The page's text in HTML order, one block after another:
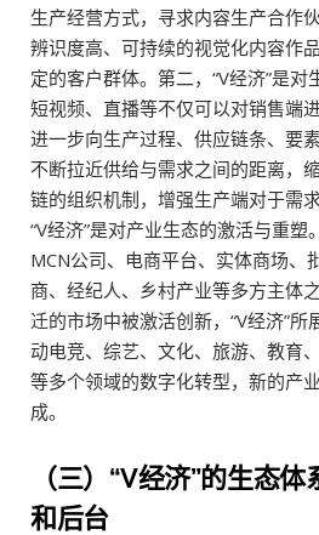
生产经营方式，寻求内容生产合作
辨识度高、可持续的视觉化内容作
定的客户群体。第二，“V经济”是对
短视频、直播等不仅可以对销售端
进一步向生产过程、供应链条、要
不断拉近供给与需求之间的距离，
链的组织机制，增强生产端对于需
“V经济”是对产业生态的激活与重塑
MCN公司、电商平台、实体商场、
商、经纪人、乡村产业等多方主体
迁的市场中被激活创新，“V经济”
动电竞、综艺、文化、旅游、教育
等多个领域的数字化转型，新的产
成。
（三）“V经济”的生态
和后台